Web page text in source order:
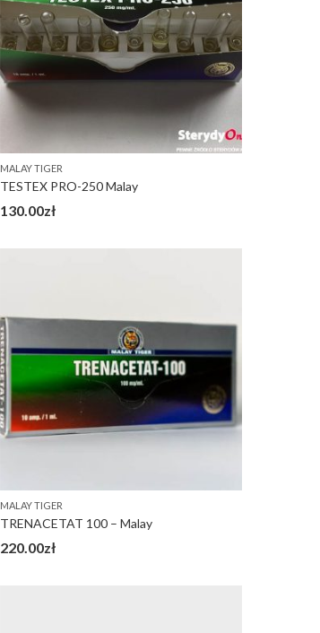
MALAY TIGER
TESTEX PRO-250 Malay
130.00zł
MALAY TIGER
TRENACETAT 100 – Malay
220.00zł